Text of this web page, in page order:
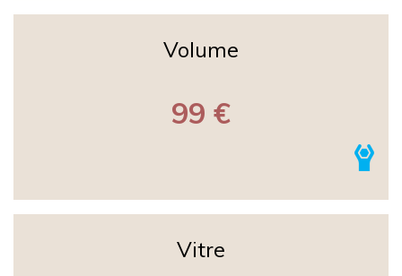
Volume
99 €
Vitre